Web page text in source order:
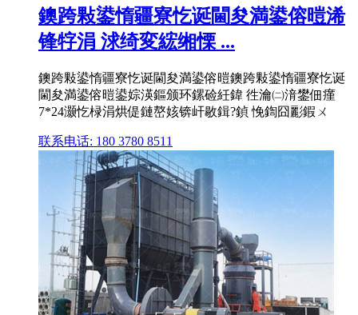
鐭跨敤鍙惰疆寮忔诞閫夋満鍙傛暟浠
锋牸涓 浗绮変綋缃慄 ...
鐭跨敤鍙惰疆寮忔诞閫夋満鍙傛暟鐭跨敤鍙惰疆寮忔诞
閫夋満鍙傛暟鍙婃渶鏂颁环鏍硷紝鍏 徃瀹㈡湇鐢佃瘽
7*24灏忔椂涓烘偍鏈嶅姟锛屽敭鍓?鍞 悗鍧囧彲鍜ㄨ
联系电话: 180 3780 8511